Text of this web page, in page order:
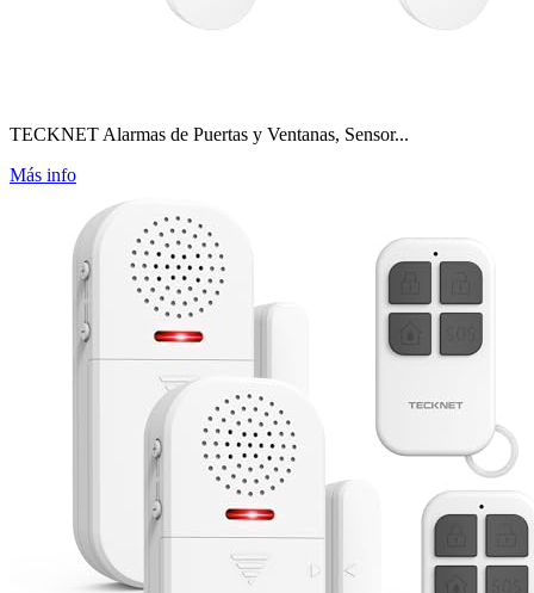
TECKNET Alarmas de Puertas y Ventanas, Sensor...
Más info